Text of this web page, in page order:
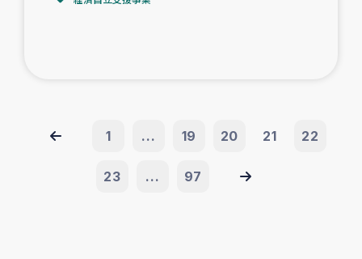
1 ... 19 20 21 22
23 ... 97